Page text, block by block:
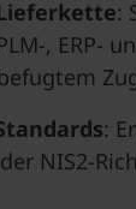
:
, ERP-
:
NIS2-